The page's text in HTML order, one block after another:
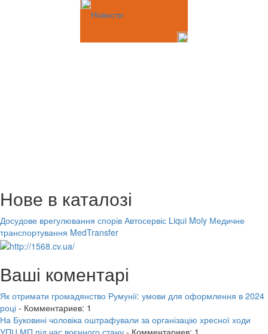
Новости
Нове в каталозі
Досудове врегулювання спорів Автосервіс Liqui Moly Медичне
транспортування MedTransfer
Ваші коментарі
Як отримати громадянство Румунії: умови для оформлення в 2024
році - Комментариев: 1
На Буковині чоловіка оштрафували за організацію хресної ходи
УПЦ МП під час воєнного стану - Комментариев: 1